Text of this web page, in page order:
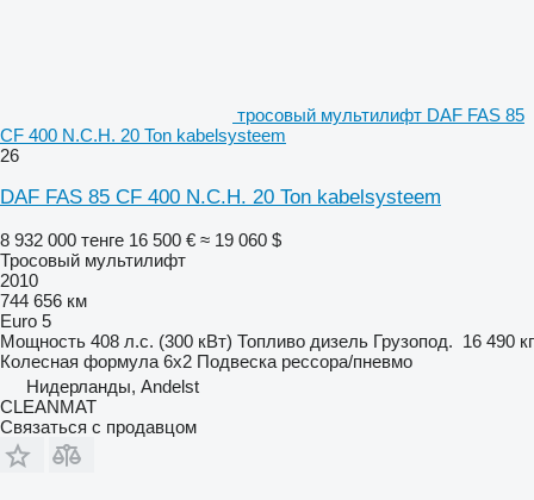
тросовый мультилифт DAF FAS 85
CF 400 N.C.H. 20 Ton kabelsysteem
26
DAF FAS 85 CF 400 N.C.H. 20 Ton kabelsysteem
8 932 000 тенге 16 500 € ≈ 19 060 $
Тросовый мультилифт
2010
744 656 км
Euro 5
Мощность 408 л.с. (300 кВт) Топливо дизель Грузопод. 16 490 кг
Колесная формула 6x2 Подвеска рессора/пневмо
Нидерланды, Andelst
CLEANMAT
Связаться с продавцом